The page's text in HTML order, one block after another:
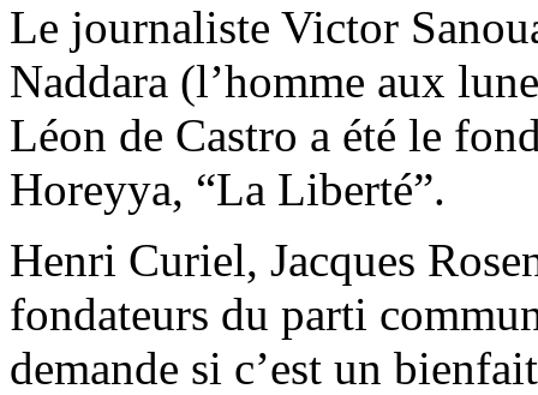
Le journaliste Victor
Naddara (l’homme aux
Léon de Castro a été le
Horeyya, “La Liberté”.
Henri Curiel, Jacques
fondateurs du parti
demande si c’est un